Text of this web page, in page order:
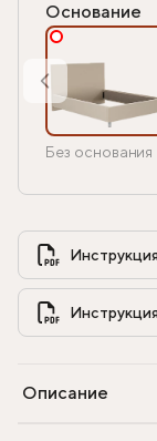
Основание
Без основания
Описание